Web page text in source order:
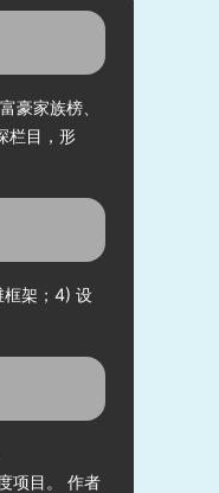
据外，彭博
成为一个
豪家族榜、
栏目，形
框架；4) 设
项目。 作者